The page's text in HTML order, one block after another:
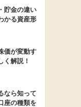
貯金の違い
かる資産形
価が変動す
く解説！
なら知って
座の種類を